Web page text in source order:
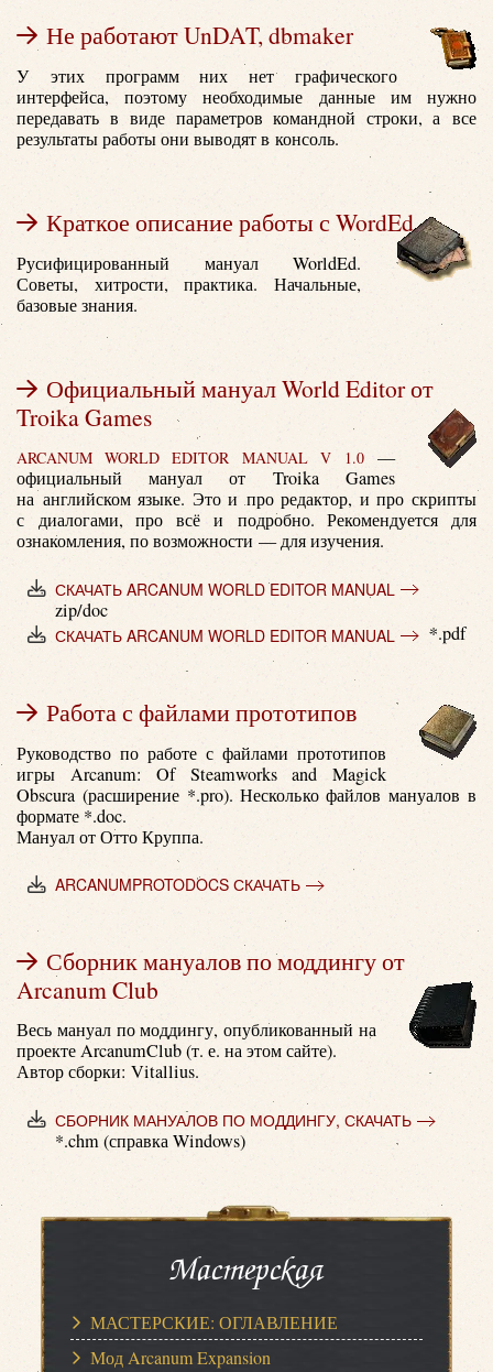
Не работают UnDAT, dbmaker
У этих программ них нет графического
интерфейса, поэтому необходимые данные им нужно
передавать в виде параметров командной строки, а все
результаты работы они выводят в консоль.
Краткое описание работы с WordEd
Русифицированный мануал WorldEd.
Советы, хитрости, практика. Начальные,
базовые знания.
Официальный мануал World Editor от
Troika Games
ARCANUM WORLD EDITOR MANUAL V 1.0—
официальный мануал от Troika Games
на английском языке. Это и про редактор, и про скрипты
с диалогами, про всё и подробно. Рекомендуется для
ознакомления, по возможности — для изучения.
СКАЧАТЬ ARCANUM WORLD EDITOR MANUAL
zip/doc
СКАЧАТЬ ARCANUM WORLD EDITOR MANUAL *.pdf
Работа с файлами прототипов
Руководство по работе с файлами прототипов
игры Arcanum: Of Steamworks and Magick
Obscura (расширение *.pro). Несколько файлов мануалов в
формате *.doc.
Мануал от Отто Круппа.
ARCANUMPROTODOCS СКАЧАТЬ
Сборник мануалов по моддингу от
Arcanum Club
Весь мануал по моддингу, опубликованный на
проекте ArcanumClub (т. е. на этом сайте).
Автор сборки: Vitallius.
СБОРНИК МАНУАЛОВ ПО МОДДИНГУ, СКАЧАТЬ
*.chm (справка Windows)
Мастерская
МАСТЕРСКИЕ: ОГЛАВЛЕНИЕ
Мод Arcanum Expansion